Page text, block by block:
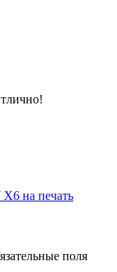
на печать
поля